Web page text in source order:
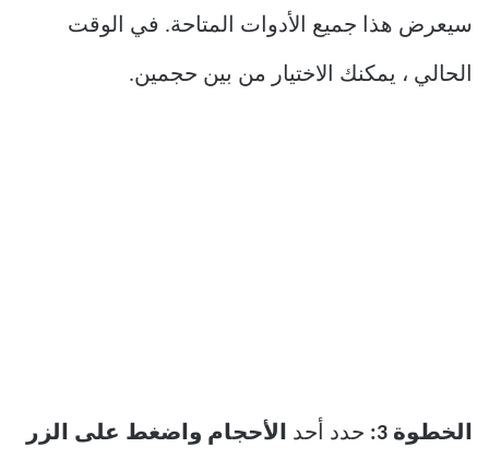
سيعرض هذا جميع الأدوات المتاحة. في الوقت
الحالي ، يمكنك الاختيار من بين حجمين.
الخطوة 3: حدد أحد الأحجام واضغط على الزر